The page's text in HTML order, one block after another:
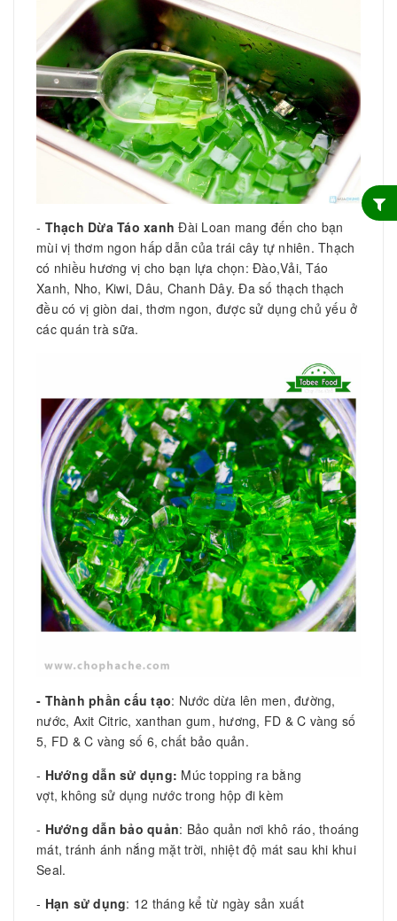
- Thạch Dừa Táo xanhĐài Loan mang đến cho bạn
mùi vị thơm ngon hấp dẫn của trái cây tự nhiên. Thạch
có nhiều hương vị cho bạn lựa chọn: Đào,Vải, Táo
Xanh, Nho, Kiwi, Dâu, Chanh Dây. Đa số thạch thạch
đều có vị giòn dai, thơm ngon, được sử dụng chủ yếu ở
các quán trà sữa.
- Thành phần cấu tạo: Nước dừa lên men, đường,
nước, Axit Citric, xanthan gum, hương, FD & C vàng số
5, FD & C vàng số 6, chất bảo quản.
- Hướng dẫn sử dụng: Múc topping ra bằng
vợt, không sử dụng nước trong hộp đi kèm
- Hướng dẫn bảo quản: Bảo quản nơi khô ráo, thoáng
mát, tránh ánh nắng mặt trời, nhiệt độ mát sau khi khui
Seal.
- Hạn sử dụng: 12 tháng kể từ ngày sản xuất